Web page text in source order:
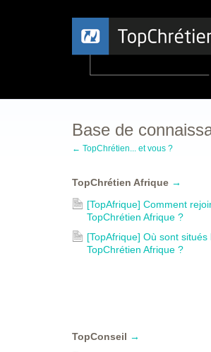
Base de
← TopChrétien... et vous ?
TopChrétien Afrique →
[TopAfrique] Comment
TopChrétien Afrique ?
[TopAfrique] Où sont
TopChrétien Afrique ?
TopConseil →